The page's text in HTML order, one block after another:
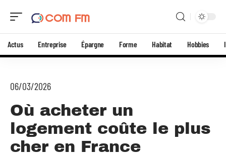
Actus Entreprise Épargne Forme Habitat Hobbies
06/03/2026
Où acheter un
logement coûte le plus
cher en France